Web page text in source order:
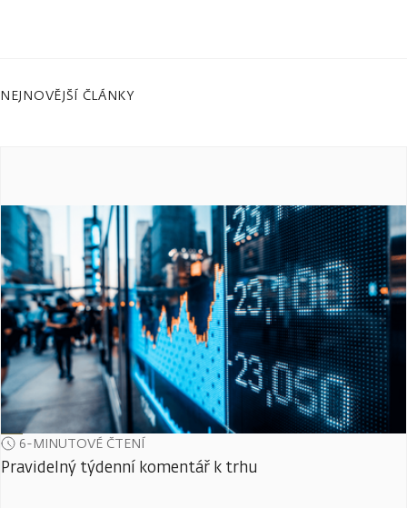
NEJNOVĚJŠÍ ČLÁNKY
6-MINUTOVÉ ČTENÍ
Pravidelný týdenní komentář k trhu